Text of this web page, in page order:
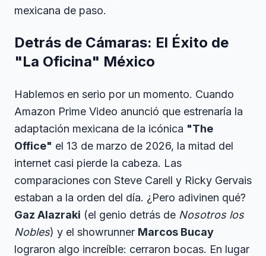
mexicana de paso.
Detrás de Cámaras: El Éxito de
"La Oficina" México
Hablemos en serio por un momento. Cuando
Amazon Prime Video anunció que estrenaría la
adaptación mexicana de la icónica "The
Office" el 13 de marzo de 2026, la mitad del
internet casi pierde la cabeza. Las
comparaciones con Steve Carell y Ricky Gervais
estaban a la orden del día. ¿Pero adivinen qué?
Gaz Alazraki (el genio detrás de Nosotros los
Nobles) y el showrunner Marcos Bucay
lograron algo increíble: cerraron bocas. En lugar